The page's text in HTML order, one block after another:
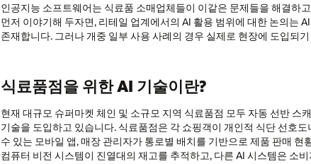
인공지능 소프트웨어는 식료품 소매업체들이 이같은 문제들을 해결하
먼저 이야기해 두자면, 리테일 업계에서의 AI 활용 범위에 대한 논의는
존재합니다. 그러나 개중 일부 사용 사례의 경우 실제로 현장에 도입되
식료품점을 위한 AI 기술이란?
현재 대규모 슈퍼마켓 체인 및 소규모 지역 식료품점 모두 자동 선반 스
기술을 도입하고 있습니다. 식료품점은 각 쇼핑객이 개인적 식단 선호
수 있는 모바일 앱, 매장 관리자가 통로별 배치를 기반으로 제품 판매
컴퓨터 비전 시스템이 진열대의 재고를 추적하고, 다른 AI 시스템은 소